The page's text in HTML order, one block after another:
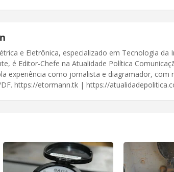
e Eletrônica, especializado em Tecnologia da
é Editor-Chefe na Atualidade Política
experiência como jornalista e diagramador, com
https://etormann.tk | https://